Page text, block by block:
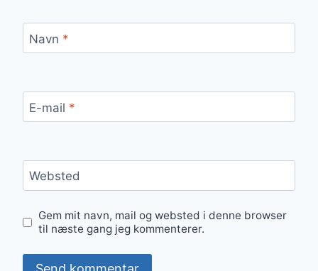
Navn *
E-mail *
Websted
Gem mit navn, mail og websted i denne browser
til næste gang jeg kommenterer.